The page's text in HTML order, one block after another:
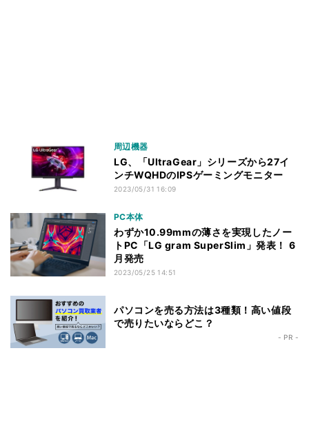
周辺機器
LG、「UltraGear」シリーズから27イ
ンチWQHDのIPSゲーミングモニター
2023/05/31 16:09
PC本体
わずか10.99mmの薄さを実現したノー
トPC「LG gram SuperSlim」発表！ 6
月発売
2023/05/25 14:51
パソコンを売る方法は3種類！高い値段
で売りたいならどこ？
- PR -